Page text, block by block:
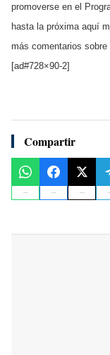
promoverse en el
hasta la próxima aquí
más comentarios sobre
[ad#728×90-2]
Compartir